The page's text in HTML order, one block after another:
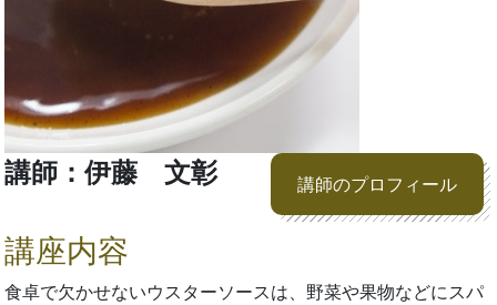
講師：伊藤 文彰 講師のプロフィール
講座内容
食卓で欠かせないウスターソースは、野菜や果物などにスパ